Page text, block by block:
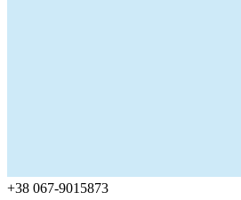
+38 067-9015873